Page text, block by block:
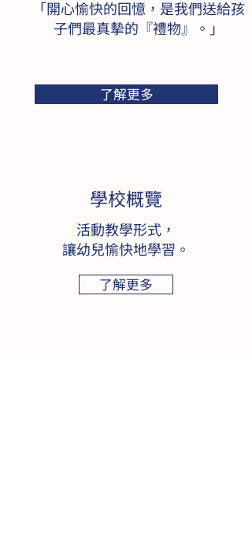
「開心愉快的回憶，是我們送給孩
子們最真摰的『禮物』。」
了解更多
學校概覽
活動教學形式，
讓幼兒愉快地學習。
了解更多